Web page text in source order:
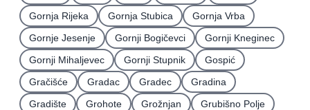
Gornja Rijeka
Gornja Stubica
Gornja Vrba
Gornje Jesenje
Gornji Bogičevci
Gornji Kneginec
Gornji Mihaljevec
Gornji Stupnik
Gospić
Gračišće
Gradac Gradec
Gradina
Gradište
Grohote Grožnjan
Grubišno Polje